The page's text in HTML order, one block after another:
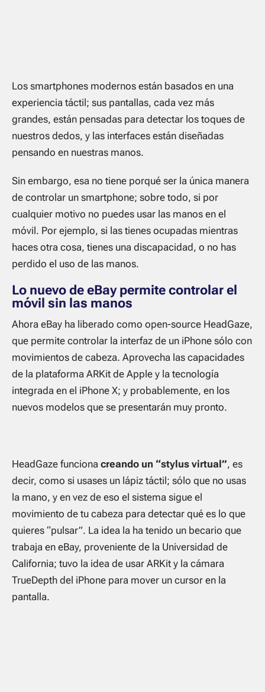
Los smartphones modernos están basados en una
experiencia táctil; sus pantallas, cada vez más
grandes, están pensadas para detectar los toques de
nuestros dedos, y las interfaces están diseñadas
pensando en nuestras manos.
Sin embargo, esa no tiene porqué ser la única manera
de controlar un smartphone; sobre todo, si por
cualquier motivo no puedes usar las manos en el
móvil. Por ejemplo, si las tienes ocupadas mientras
haces otra cosa, tienes una discapacidad, o no has
perdido el uso de las manos.
Lo nuevo de eBay permite controlar el
móvil sin las manos
Ahora eBay ha liberado como open-source HeadGaze,
que permite controlar la interfaz de un iPhone sólo con
movimientos de cabeza. Aprovecha las capacidades
de la plataforma ARKit de Apple y la tecnología
integrada en el iPhone X; y probablemente, en los
nuevos modelos que se presentarán muy pronto.
HeadGaze funciona creando un “stylus virtual”, es
decir, como si usases un lápiz táctil; sólo que no usas
la mano, y en vez de eso el sistema sigue el
movimiento de tu cabeza para detectar qué es lo que
quieres “pulsar”. La idea la ha tenido un becario que
trabaja en eBay, proveniente de la Universidad de
California; tuvo la idea de usar ARKit y la cámara
TrueDepth del iPhone para mover un cursor en la
pantalla.